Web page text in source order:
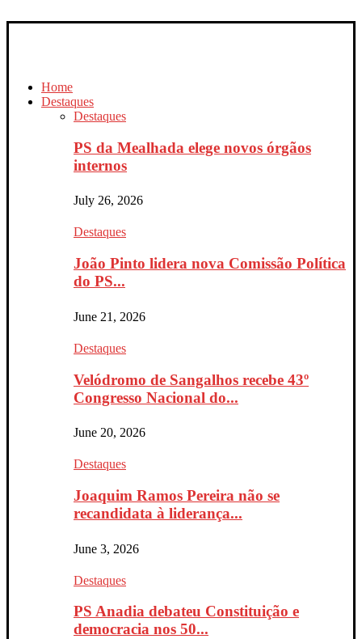
Home
Destaques
Destaques
PS da Mealhada elege novos órgãos
internos
July 26, 2026
Destaques
João Pinto lidera nova Comissão Política
do PS...
June 21, 2026
Destaques
Velódromo de Sangalhos recebe 43º
Congresso Nacional do...
June 20, 2026
Destaques
Joaquim Ramos Pereira não se
recandidata à liderança...
June 3, 2026
Destaques
PS Anadia debateu Constituição e
democracia nos 50...